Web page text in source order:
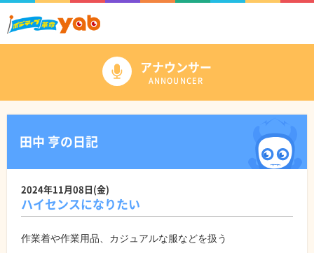
アナウンサー
ANNOUNCER
田中 亨の日記
2024年11月08日(金)
ハイセンスになりたい
作業着や作業用品、カジュアルな服などを扱う